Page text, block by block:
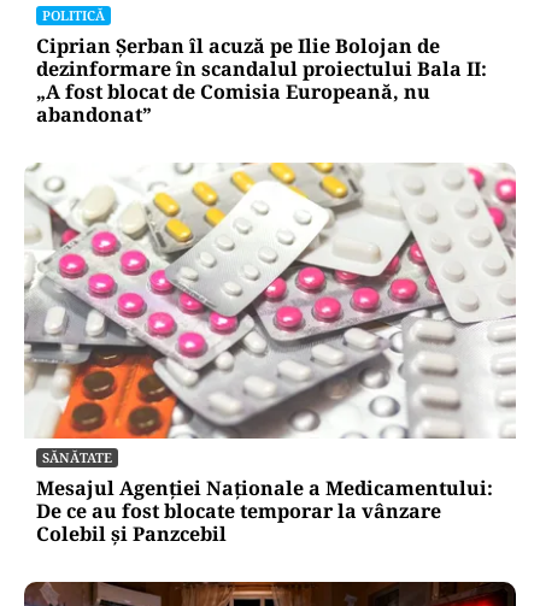
POLITICĂ
Ciprian Șerban îl acuză pe Ilie Bolojan de
dezinformare în scandalul proiectului Bala II:
„A fost blocat de Comisia Europeană, nu
abandonat”
SĂNĂTATE
Mesajul Agenției Naționale a Medicamentului:
De ce au fost blocate temporar la vânzare
Colebil și Panzcebil